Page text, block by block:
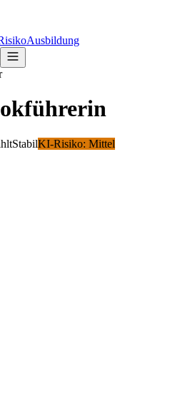
Ausbildung
StabilKI-Risiko: Mittel